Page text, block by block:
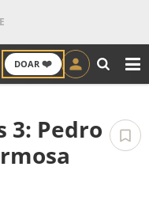
DOAR ❤️
3: Pedro